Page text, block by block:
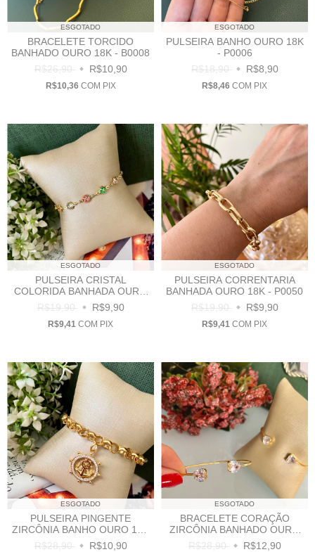
ESGOTADO
BRACELETE TORCIDO
BANHADO OURO 18K - B0008
R$26,90
R$10,90
R$10,36 COM PIX
ESGOTADO
PULSEIRA BANHO OURO 18K
- P0006
R$18,90
R$8,90
R$8,46 COM PIX
ESGOTADO
PULSEIRA CRISTAL
COLORIDA BANHADA OURO
18K - P0021
R$19,90 R$9,90
R$9,41 COM PIX
ESGOTADO
PULSEIRA CORRENTARIA
BANHADA OURO 18K - P0050
R$19,90
R$9,90
R$9,41 COM PIX
ESGOTADO
PULSEIRA PINGENTE
ZIRCÔNIA BANHO OURO 18K
- P0020
R$28,90 R$10,90
ESGOTADO
BRACELETE CORAÇÃO
ZIRCÔNIA BANHADO OURO
18K - B0023
R$28,90 R$12,90